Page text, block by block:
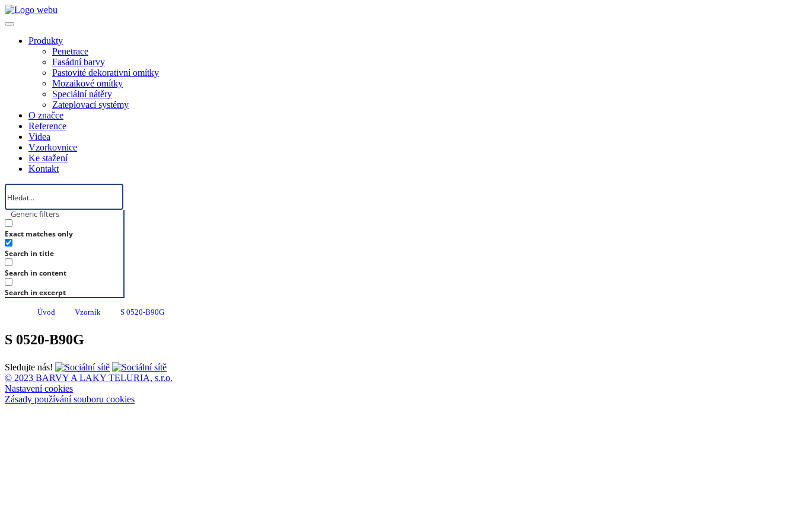
Produkty
Penetrace
Fasádní barvy
Pastovité dekorativní omítky
Mozaikové omítky
Speciální nátěry
Zateplovací systémy
O značce
Reference
Videa
Vzorkovnice
Ke stažení
Kontakt
Generic filters
Exact matches only
Search in title
Search in content
Search in excerpt
Úvod Vzorník S 0520-B90G
S 0520-B90G
Sledujte nás!
© 2023 BARVY A LAKY TELURIA, s.r.o.
Nastavení cookies
Zásady používání souboru cookies